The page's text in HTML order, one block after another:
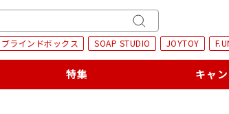
キ
ー
ブラインドボックス SOAP STUDIO JOYTOY
特集 キャ